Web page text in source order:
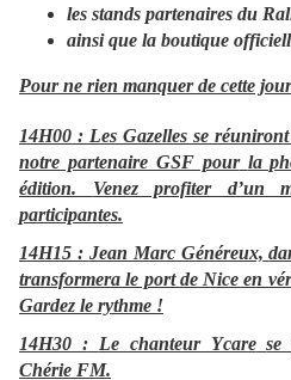
les stands partenaires du
ainsi que la boutique
Pour ne rien manquer de cette
14H00 : Les Gazelles se
notre partenaire GSF pour la
édition.
Venez profiter d’un
participantes.
14H15 : Jean Marc Généreux,
transformera le port de Nice en
Gardez le rythme !
14H30 : Le chanteur Ycare se
Chérie FM.